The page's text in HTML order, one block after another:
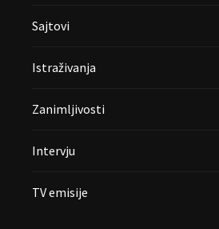
Sajtovi
Istraživanja
Zanimljivosti
Intervju
TV emisije